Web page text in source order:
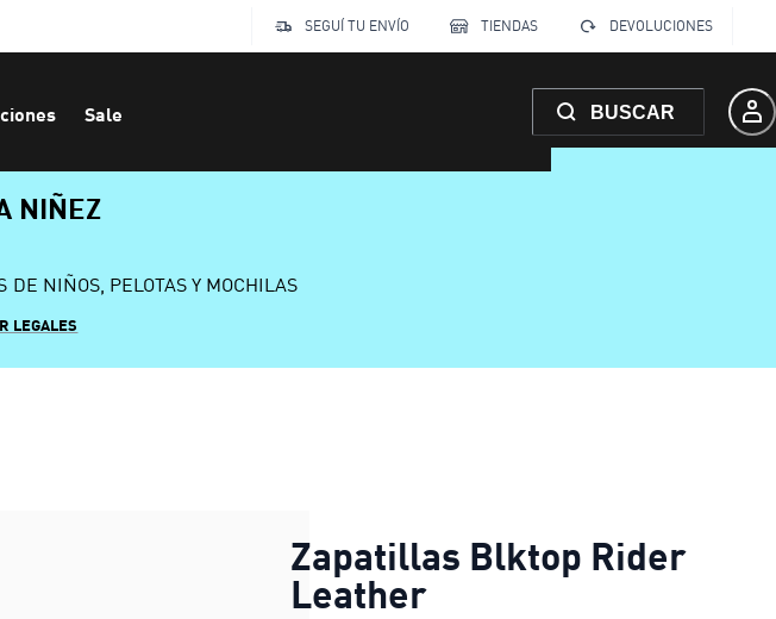
SEGUÍ TU ENVÍO
TIENDAS DEVOLUCIONES
Sale BUSCAR
NIÑEZ
DE NIÑOS, PELOTAS Y MOCHILAS
LEGALES
Zapatillas Blktop Rider
Leather